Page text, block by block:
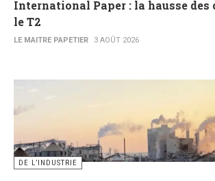
International Paper : la hausse des
le T2
LE MAITRE PAPETIER 3 AOÛT 2026
DE L’INDUSTRIE